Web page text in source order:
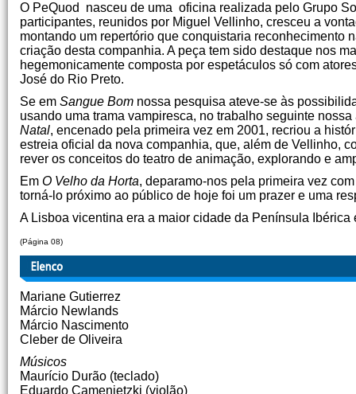
O PeQuod nasceu de uma oficina realizada pelo Grupo
participantes, reunidos por Miguel Vellinho, cresceu a
montando um repertório que conquistaria reconhecimento
criação desta companhia. A peça tem sido destaque nos
hegemonicamente composta por espetáculos só com
José do Rio Preto.
Se em Sangue Bom nossa pesquisa ateve-se às
usando uma trama vampiresca, no trabalho seguinte
Natal, encenado pela primeira vez em 2001, recriou a
estreia oficial da nova companhia, que, além de Vellinho,
rever os conceitos do teatro de animação, explorando e
Em O Velho da Horta, deparamo-nos pela primeira vez
torná-lo próximo ao público de hoje foi um prazer e uma
A Lisboa vicentina era a maior cidade da Península
(Página 08)
Mariane Gutierrez
Márcio Newlands
Márcio Nascimento
Cleber de Oliveira
Músicos
Maurício Durão (teclado)
Eduardo Camenietzki (violão)